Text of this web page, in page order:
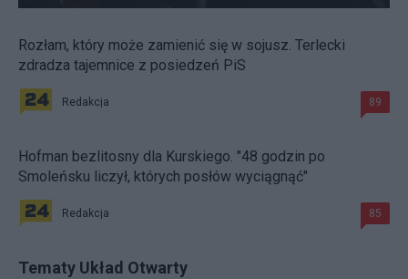
Rozłam, który może zamienić się w sojusz. Terlecki
zdradza tajemnice z posiedzeń PiS
Redakcja 89
Hofman bezlitosny dla Kurskiego. "48 godzin po
Smoleńsku liczył, których posłów wyciągnąć"
Redakcja 85
Tematy Układ Otwarty